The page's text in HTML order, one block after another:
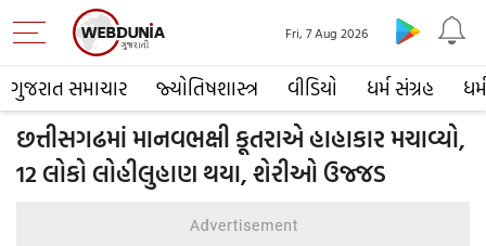
ગુજરાત સમાચાર જ્યોતિષશાસ્ત્ર વીડિયો ધર્મ સંગ્રહ ધર્મ
Fri, 7 Aug 2026
છત્તીસગઢમાં માનવભક્ષી કૂતરાએ હાહાકાર મચાવ્યો,
12 લોકો લોહીલુહાણ થયા, શેરીઓ ઉજ્જડ